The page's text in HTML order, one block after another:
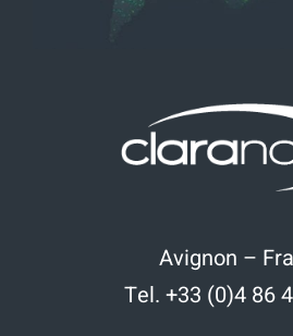
Avignon –
Tel. +33 (0)4 86